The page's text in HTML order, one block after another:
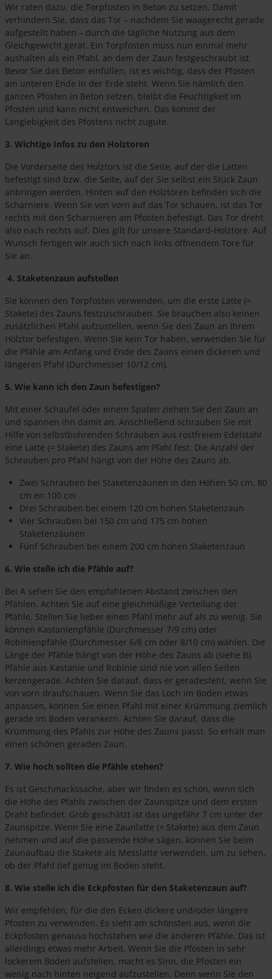
Wir raten dazu, die Torpfosten in Beton zu setzen. Damit
verhindern Sie, dass das Tor – nachdem Sie waagerecht gerade
aufgestellt haben – durch die tägliche Nutzung aus dem
Gleichgewicht gerät. Ein Torpfosten muss nun einmal mehr
aushalten als ein Pfahl, an dem der Zaun festgeschraubt ist.
Bevor Sie das Beton einfüllen, ist es wichtig, dass der Pfosten
am unteren Ende in der Erde steht. Wenn Sie nämlich den
ganzen Pfosten in Beton setzen, bleibt die Feuchtigkeit im
Pfosten und kann nicht entweichen. Das kommt der
Langlebigkeit des Pfostens nicht zugute.
3. Wichtige Infos zu den Holztoren
Die Vorderseite des Holztors ist die Seite, auf der die Latten
befestigt sind bzw. die Seite, auf der Sie selbst ein Stück Zaun
anbringen werden. Hinten auf den Holztoren befinden sich die
Scharniere. Wenn Sie von vorn auf das Tor schauen, ist das Tor
rechts mit den Scharnieren am Pfosten befestigt. Das Tor dreht
also nach rechts auf. Dies gilt für unsere Standard-Holztore. Auf
Wunsch fertigen wir auch sich nach links öffnendem Tore für
Sie an.
4. Staketenzaun aufstellen
Sie können den Torpfosten verwenden, um die erste Latte (=
Stakete) des Zauns festzuschrauben. Sie brauchen also keinen
zusätzlichen Pfahl aufzustellen, wenn Sie den Zaun an Ihrem
Holztor befestigen. Wenn Sie kein Tor haben, verwenden Sie für
die Pfähle am Anfang und Ende des Zauns einen dickeren und
längeren Pfahl (Durchmesser 10/12 cm).
5. Wie kann ich den Zaun befestigen?
Mit einer Schaufel oder einem Spaten ziehen Sie den Zaun an
und spannen ihn damit an. Anschließend schrauben Sie mit
Hilfe von selbstbohrenden Schrauben aus rostfreiem Edelstahl
eine Latte (= Stakete) des Zauns am Pfahl fest. Die Anzahl der
Schrauben pro Pfahl hängt von der Höhe des Zauns ab.
Zwei Schrauben bei Staketenzäunen in den Höhen 50 cm, 80
cm en 100 cm
Drei Schrauben bei einem 120 cm hohen Staketenzaun
Vier Schrauben bei 150 cm und 175 cm hohen
Staketenzäunen
Fünf Schrauben bei einem 200 cm hohen Staketenzaun
6. Wie stelle ich die Pfähle auf?
Bei A sehen Sie den empfohlenen Abstand zwischen den
Pfählen. Achten Sie auf eine gleichmäßige Verteilung der
Pfähle. Stellen Sie lieber einen Pfahl mehr auf als zu wenig. Sie
können Kastanienpfähle (Durchmesser 7/9 cm) oder
Robinienpfähle (Durchmesser 6/8 cm oder 8/10 cm) wählen. Die
Länge der Pfähle hängt von der Höhe des Zauns ab (siehe B).
Pfähle aus Kastanie und Robinie sind nie von allen Seiten
kerzengerade. Achten Sie darauf, dass er geradesteht, wenn Sie
von vorn draufschauen. Wenn Sie das Loch im Boden etwas
anpassen, können Sie einen Pfahl mit einer Krümmung ziemlich
gerade im Boden verankern. Achten Sie darauf, dass die
Krümmung des Pfahls zur Höhe des Zauns passt. So erhält man
einen schönen geraden Zaun.
7. Wie hoch sollten die Pfähle stehen?
Es ist Geschmackssache, aber wir finden es schön, wenn sich
die Höhe des Pfahls zwischen der Zaunspitze und dem ersten
Draht befindet. Grob geschätzt ist das ungefähr 7 cm unter der
Zaunspitze. Wenn Sie eine Zaunlatte (= Stakete) aus dem Zaun
nehmen und auf die passende Höhe sägen, können Sie beim
Zaunaufbau die Stakete als Messlatte verwenden, um zu sehen,
ob der Pfahl tief genug im Boden steht.
8. Wie stelle ich die Eckpfosten für den Staketenzaun auf?
Wir empfehlen, für die den Ecken dickere und/oder längere
Pfosten zu verwenden. Es sieht am schönsten aus, wenn die
Eckpfosten genauso hochstehen wie die anderen Pfähle. Das ist
allerdings etwas mehr Arbeit. Wenn Sie die Pfosten in sehr
lockerem Boden aufstellen, macht es Sinn, die Pfosten ein
wenig nach hinten neigend aufzustellen. Denn wenn Sie den